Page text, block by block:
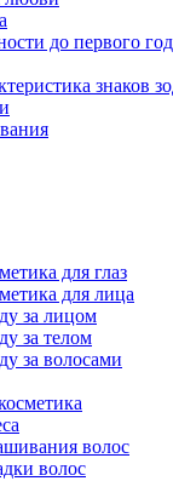
до первого
знаков
для глаз
для лица
за лицом
за телом
за волосами
волос
волос